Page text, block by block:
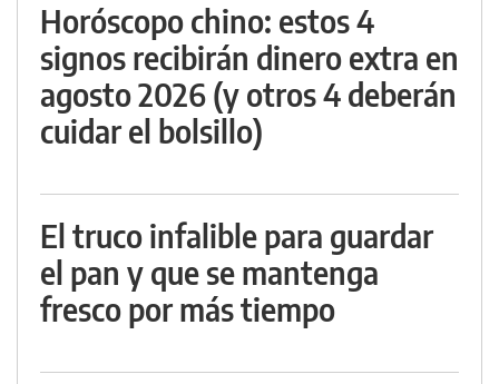
Horóscopo chino: estos 4
signos recibirán dinero extra en
agosto 2026 (y otros 4 deberán
cuidar el bolsillo)
El truco infalible para guardar
el pan y que se mantenga
fresco por más tiempo